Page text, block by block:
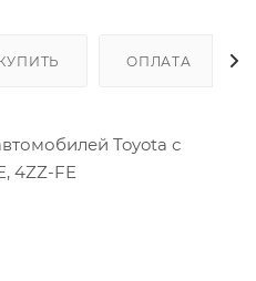
ОПЛАТА
Toyota с
4ZZ-FE